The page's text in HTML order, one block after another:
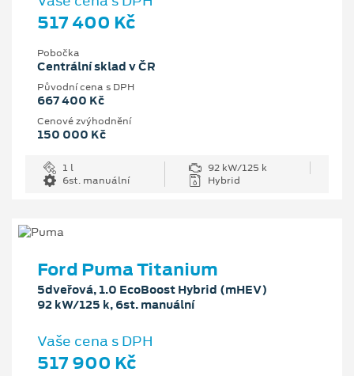
517 400 Kč
Pobočka
Centrální sklad v ČR
Původní cena s DPH
667 400 Kč
Cenové zvýhodnění
150 000 Kč
1 l
92 kW/125 k
6st. manuální
Hybrid
Ford Puma Titanium
5dveřová, 1.0 EcoBoost Hybrid (mHEV)
92 kW/125 k, 6st. manuální
Vaše cena s DPH
517 900 Kč